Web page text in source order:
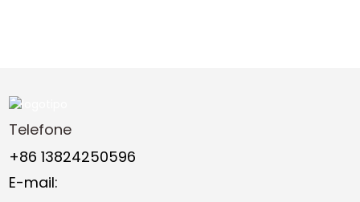
Telefone
+86 13824250596
E-mail: